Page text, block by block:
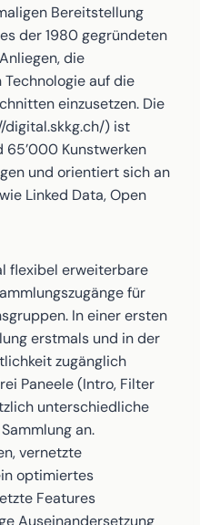
Bereitstellung
der 1980 gegründeten
die
auf die
einzusetzen. Die
digital.skkg.ch/) ist
Kunstwerken
und orientiert sich an
Linked Data, Open
flexibel erweiterbare
für
In einer ersten
erstmals und in der
zugänglich
Paneele (Intro, Filter
unterschiedliche
an.
vernetzte
optimiertes
Features
Auseinandersetzung